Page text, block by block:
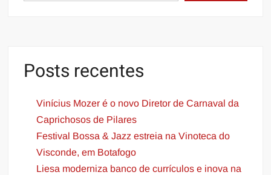
Posts recentes
Vinícius Mozer é o novo Diretor de Carnaval da
Caprichosos de Pilares
Festival Bossa & Jazz estreia na Vinoteca do
Visconde, em Botafogo
​​Liesa moderniza banco de currículos e inova na